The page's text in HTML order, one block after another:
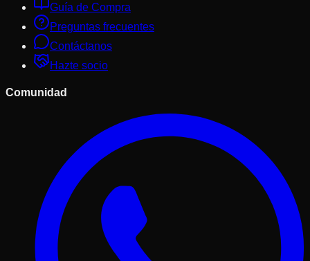
Guía de Compra
Preguntas frecuentes
Contáctanos
Hazte socio
Comunidad